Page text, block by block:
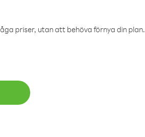
priser, utan att behöva förnya din plan.